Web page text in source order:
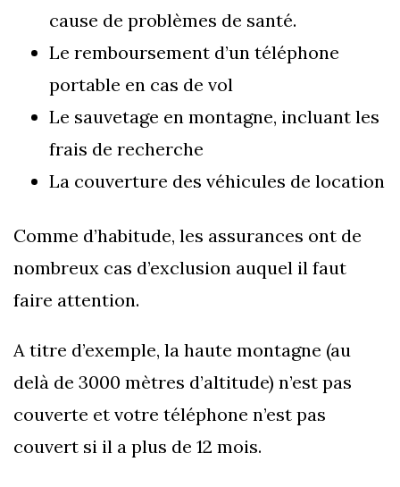
cause de problèmes de santé.
Le remboursement d’un téléphone
portable en cas de vol
Le sauvetage en montagne, incluant les
frais de recherche
La couverture des véhicules de location
Comme d’habitude, les assurances ont de
nombreux cas d’exclusion auquel il faut
faire attention.
A titre d’exemple, la haute montagne (au
delà de 3000 mètres d’altitude) n’est pas
couverte et votre téléphone n’est pas
couvert si il a plus de 12 mois.